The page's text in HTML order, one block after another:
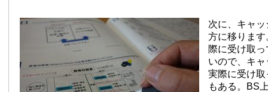
次に、キャ
方に移りま
際に受け取
いので、キ
実際に受け
もある。BS